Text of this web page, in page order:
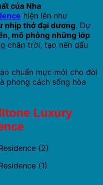
của Nha
hiện lên như
nhịp thở đại dương. Dự
mô phỏng những lớp
chân trời, tạo nên dấu
chuẩn mực mới cho đời
phong cách sống hòa
Luxury